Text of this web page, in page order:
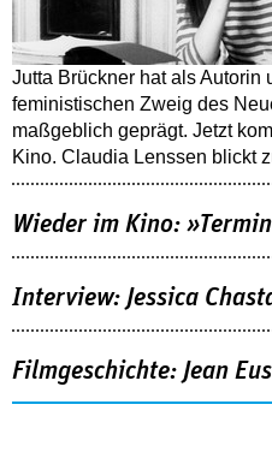
Jutta Brückner hat als Autorin
feministischen Zweig des
maßgeblich geprägt. Jetzt
Kino. Claudia Lenssen blickt
Wieder im Kino:
Interview: Jessica
Filmgeschichte: Jean